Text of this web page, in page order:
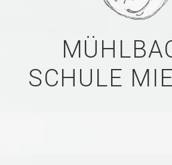
SCHULE